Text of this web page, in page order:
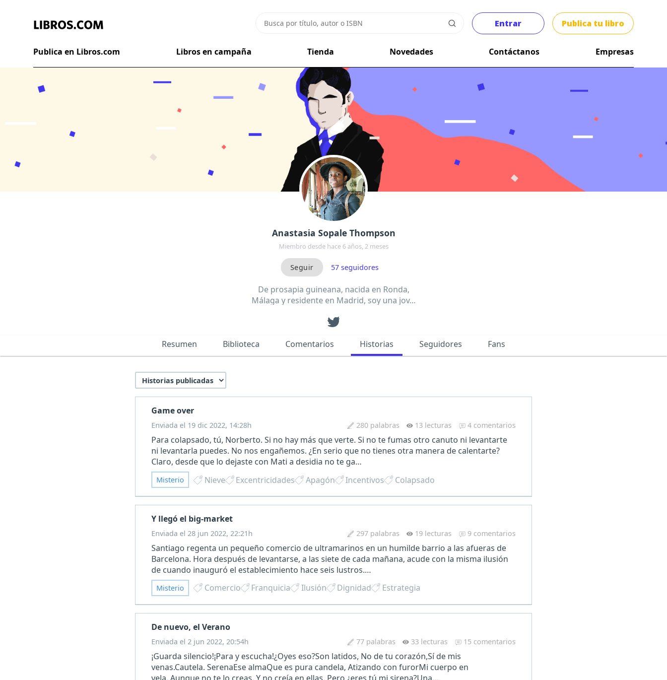
Entrar Publica tu libro
Publica en Libros.com Libros en campaña Tienda Novedades Contáctanos Empresas
Anastasia Sopale Thompson
Miembro desde hace 6 años, 2 meses
57seguidores
De prosapia guineana, nacida en Ronda,
Málaga y residente en Madrid, soy una jov…
Resumen Biblioteca Comentarios Historias Seguidores Fans
Game over
Enviada el 19 dic 2022, 14:28h 280 palabras 13 lecturas 4 comentarios
Para colapsado, tú, Norberto. Si no hay más que verte. Si no te fumas otro canuto ni levantarte
ni levantarla puedes. No nos engañemos. ¿En serio que no tienes otra manera de calentarte?
Claro, desde que lo dejaste con Mati a desidia no te ga…
Misterio Nieve Excentricidades Apagón Incentivos Colapsado
Y llegó el big-market
Enviada el 28 jun 2022, 22:21h 297 palabras 19 lecturas 9 comentarios
Santiago regenta un pequeño comercio de ultramarinos en un humilde barrio a las afueras de
Barcelona. Hora después de levantarse, a las siete de cada mañana, acude con la misma ilusión
de cuando inauguró el establecimiento hace seis lustros.…
Misterio Comercio Franquicia Ilusión Dignidad Estrategia
De nuevo, el Verano
Enviada el 2 jun 2022, 20:54h 77 palabras 33 lecturas 15 comentarios
¡Guarda silencio!¡Para y escucha!¿Oyes eso?Son latidos, No de tu corazón,Sí de mis
venas.Cautela. SerenaEse almaQue es pura candela, Atizando con furorMi cuerpo en
vela, Aunque no te lo creas. Y no creía en ellas, Pero ¿eres tú mi sirena?Una…